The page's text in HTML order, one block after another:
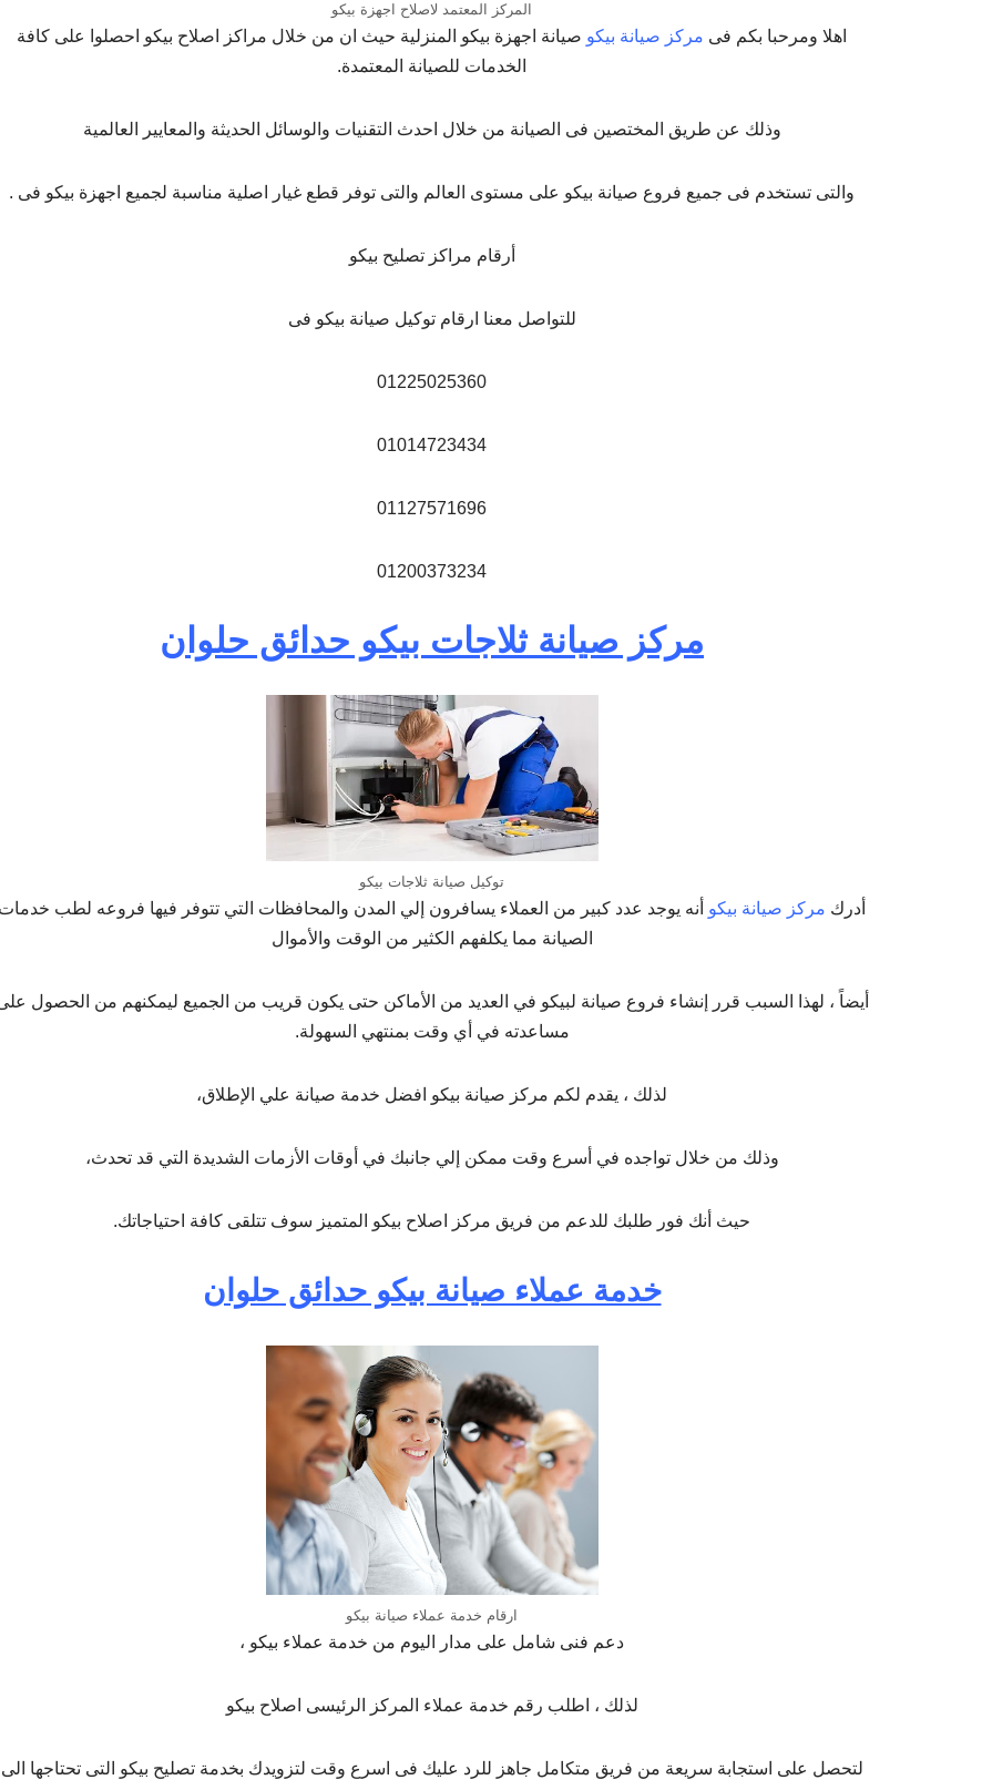
المركز المعتمد لاصلاح اجهزة بيكو
اهلا ومرحبا بكم فى مركز صيانة بيكو صيانة اجهزة بيكو المنزلية حيث ان من خلال مراكز اصلاح بيكو احصلوا على كافة
الخدمات للصيانة المعتمدة.
وذلك عن طريق المختصين فى الصيانة من خلال احدث التقنيات والوسائل الحديثة والمعايير العالمية
والتى تستخدم فى جميع فروع صيانة بيكو على مستوى العالم والتى توفر قطع غيار اصلية مناسبة لجميع اجهزة بيكو فى .
أرقام مراكز تصليح بيكو
للتواصل معنا ارقام توكيل صيانة بيكو فى
01225025360
01014723434
01127571696
01200373234
مركز صيانة ثلاجات بيكو حدائق حلوان
توكيل صيانة ثلاجات بيكو
أدرك مركز صيانة بيكو أنه يوجد عدد كبير من العملاء يسافرون إلي المدن والمحافظات التي تتوفر فيها فروعه لطب خدمات
الصيانة مما يكلفهم الكثير من الوقت والأموال
أيضاً ، لهذا السبب قرر إنشاء فروع صيانة لبيكو في العديد من الأماكن حتى يكون قريب من الجميع ليمكنهم من الحصول
مساعدته في أي وقت بمنتهي السهولة.
لذلك ، يقدم لكم مركز صيانة بيكو افضل خدمة صيانة علي الإطلاق،
وذلك من خلال تواجده في أسرع وقت ممكن إلي جانبك في أوقات الأزمات الشديدة التي قد تحدث،
حيث أنك فور طلبك للدعم من فريق مركز اصلاح بيكو المتميز سوف تتلقى كافة احتياجاتك.
خدمة عملاء صيانة بيكو حدائق حلوان
ارقام خدمة عملاء صيانة بيكو
دعم فنى شامل على مدار اليوم من خدمة عملاء بيكو ،
لذلك ، اطلب رقم خدمة عملاء المركز الرئيسى اصلاح بيكو
لتحصل على استجابة سريعة من فريق متكامل جاهز للرد عليك فى اسرع وقت لتزويدك بخدمة تصليح بيكو التى تحتاجها الى